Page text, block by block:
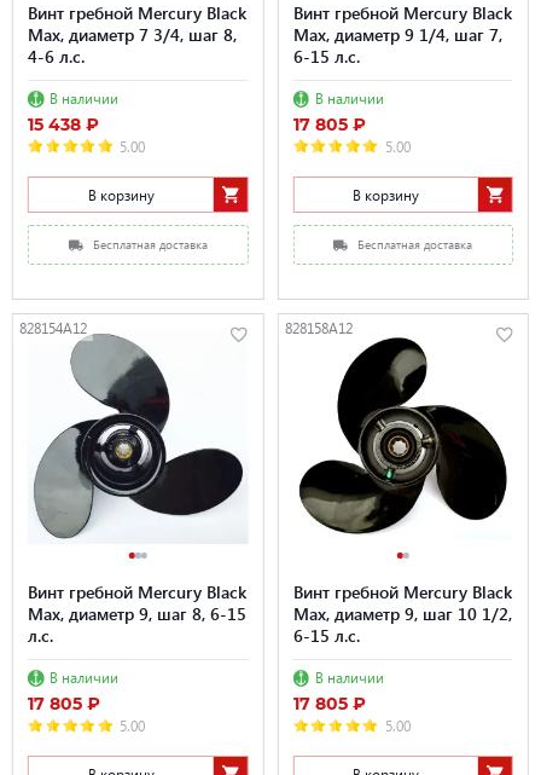
Винт гребной Mercury Black
Max, диаметр 7 3/4, шаг 8,
4-6 л.с.
В наличии
15 438 ₽
5.00
В корзину
Бесплатная доставка
Винт гребной Mercury Black
Max, диаметр 9 1/4, шаг 7,
6-15 л.с.
В наличии
17 805 ₽
5.00
В корзину
Бесплатная доставка
828154A12
Винт гребной Mercury Black
Max, диаметр 9, шаг 8, 6-15
л.с.
В наличии
17 805 ₽
5.00
828158A12
Винт гребной Mercury Black
Max, диаметр 9, шаг 10 1/2,
6-15 л.с.
В наличии
17 805 ₽
5.00